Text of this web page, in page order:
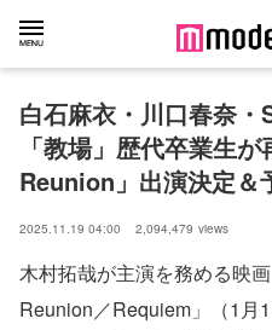
白石麻衣・川口春奈
「教場」歴代卒業生
Reunion」出演決定＆
2025.11.19 04:00 2,094,479 views
木村拓哉が主演を務める映
Reunion／Requiem」（1月